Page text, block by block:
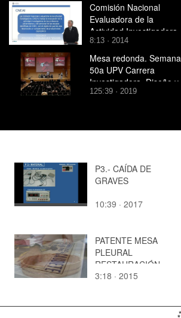
Comisión Nacional
Evaluadora de la
Actividad Investigadora
8:13 · 2014
Mesa redonda. Semana
50a UPV Carrera
Investigadora. Diseño y
futuro de la carrera
125:39 · 2019
P3.- CAÍDA DE
GRAVES
10:39 · 2017
PATENTE MESA
PLEURAL
RESTAURACIÓN
POSTERS
3:18 · 2015